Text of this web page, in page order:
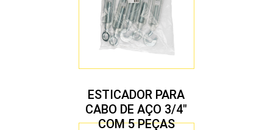
ESTICADOR PARA
CABO DE AÇO 3/4″
COM 5 PEÇAS